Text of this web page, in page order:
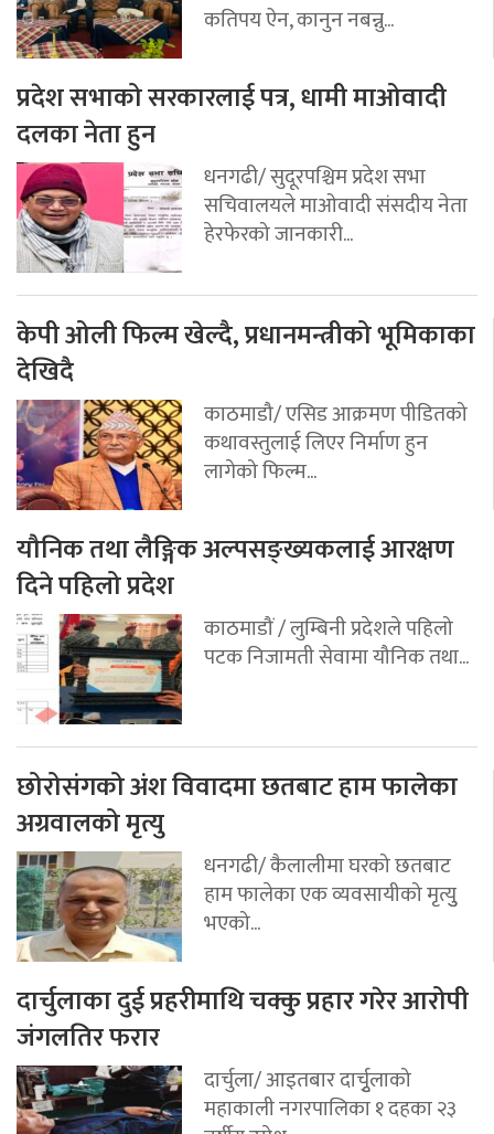
कतिपय ऐन, कानुन नबन्नु...
प्रदेश सभाको सरकारलाई पत्र, धामी माओवादी
दलका नेता हुन
धनगढी/ सुदूरपश्चिम प्रदेश सभा
सचिवालयले माओवादी संसदीय नेता
हेरफेरको जानकारी...
केपी ओली फिल्म खेल्दै, प्रधानमन्त्रीको भूमिकाका
देखिदै
काठमाडौ/ एसिड आक्रमण पीडितको
कथावस्तुलाई लिएर निर्माण हुन
लागेको फिल्म...
यौनिक तथा लैङ्गिक अल्पसङ्ख्यकलाई आरक्षण
दिने पहिलो प्रदेश
काठमाडौं / लुम्बिनी प्रदेशले पहिलो
पटक निजामती सेवामा यौनिक तथा...
छोरोसंगको अंश विवादमा छतबाट हाम फालेका
अग्रवालको मृत्यु
धनगढी/ कैलालीमा घरको छतबाट
हाम फालेका एक व्यवसायीको मृत्युु
भएको...
दार्चुलाका दुई प्रहरीमाथि चक्कु प्रहार गरेर आरोपी
जंगलतिर फरार
दार्चुला/ आइतबार दार्चुृलाको
महाकाली नगरपालिका १ दहका २३